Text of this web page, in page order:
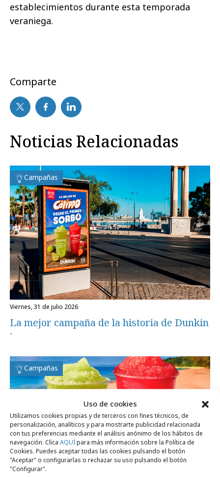
Uso de cookies
Utilizamos cookies propias y de terceros con fines técnicos, de
personalización, analíticos y para mostrarte publicidad relacionada
con tus preferencias mediante el análisis anónimo de los hábitos de
navegación. Clica AQUÍpara más información sobre la Política de
Cookies. Puedes aceptar todas las cookies pulsando el botón
"Aceptar" o configurarlas o rechazar su uso pulsando el botón
"Configurar".
establecimientos durante esta temporada
veraniega.
Comparte
Noticias Relacionadas
Campañas
viernes, 31 de julio 2026
La mejor campaña de la historia de Dunkin
´
Campañas